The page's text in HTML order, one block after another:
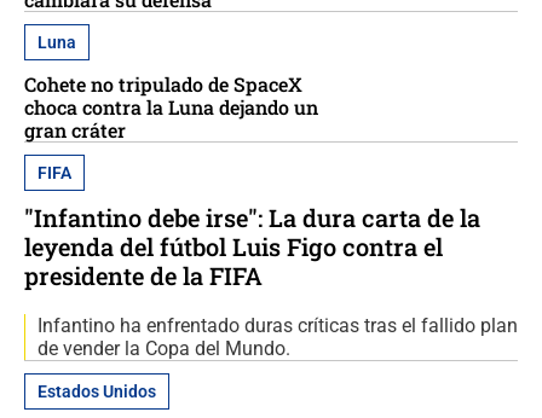
Luna
Cohete no tripulado de SpaceX
choca contra la Luna dejando un
gran cráter
FIFA
"Infantino debe irse": La dura carta de la
leyenda del fútbol Luis Figo contra el
presidente de la FIFA
Infantino ha enfrentado duras críticas tras el fallido plan
de vender la Copa del Mundo.
Estados Unidos